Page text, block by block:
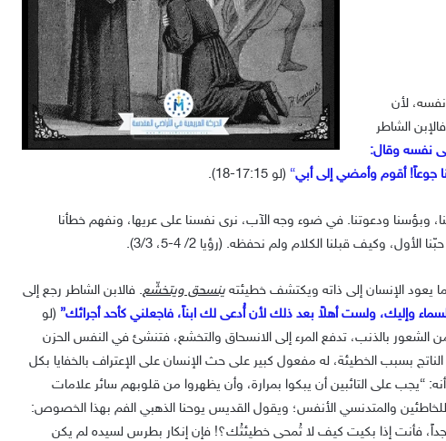
نفسه، لأن
الشاطر
نفسه وقال:
جوعاً! أقوم وأمضي إلى أبي“ (لو 17:15-18).
وبؤسنا ودعوتنا. في ضوء وجه الآب، نرى نفسنا على عريها، ونفهم خطأنا
وكيف قبلنا الكلام ولم نحفظه. (رؤيا 2/ 4-5، 3/3).
يعود الإنسان إلى ذاته ويكتشف خطيئته ينسحق ويتخشّع. فالابن الشاطر رجع إلى
وإليك، ولست أهلاً بعد ذلك لأن أُدعى لك ابناً، فاجعلني كأحد أجرائك” (لو
من الشعور بالذنب، تدفع المرء إلى الانسحاق والتخشع، فتنشئ في النفس الحزن
الناتج بسبب الخطيئة، له مفعول كبير على حث الإنسان على الإعتراف بالخفايا بكل
“يجب على التائبين أن يبكوا بمرارة، وأن يظهروا من قلوبهم سائر علامات
علاج للخاطئين والمتدنسي الأنفس؛ ويقول القديس يوحنا الذهبي الفم بهذا الخصوص:
فأنت إذا بكيت كيف لا تُمحى خطيئتُك؟! فإن إنكار بطرس لسيده لم يكن